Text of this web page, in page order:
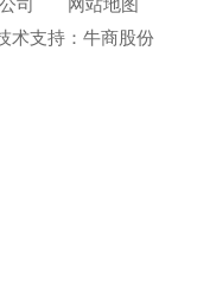
术支持：牛商股份